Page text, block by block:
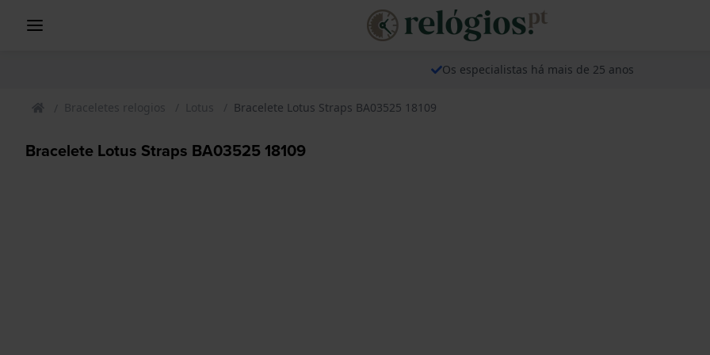
Os especialistas há mais de 25 anos
Braceletes relogios Lotus Bracelete Lotus Straps BA03525 18109
Bracelete Lotus Straps BA03525 18109